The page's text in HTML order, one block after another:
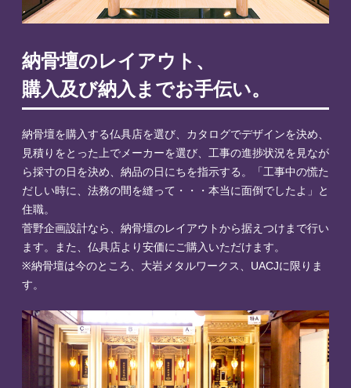
納骨壇のレイアウト、
購入及び納入までお手伝い。
納骨壇を購入する仏具店を選び、カタログでデザインを決め、
見積りをとった上でメーカーを選び、工事の進捗状況を見なが
ら採寸の日を決め、納品の日にちを指示する。「工事中の慌た
だしい時に、法務の間を縫って・・・本当に面倒でしたよ」と
住職。
菅野企画設計なら、納骨壇のレイアウトから据えつけまで行い
ます。また、仏具店より安価にご購入いただけます。
※納骨壇は今のところ、大岩メタルワークス、UACJに限りま
す。